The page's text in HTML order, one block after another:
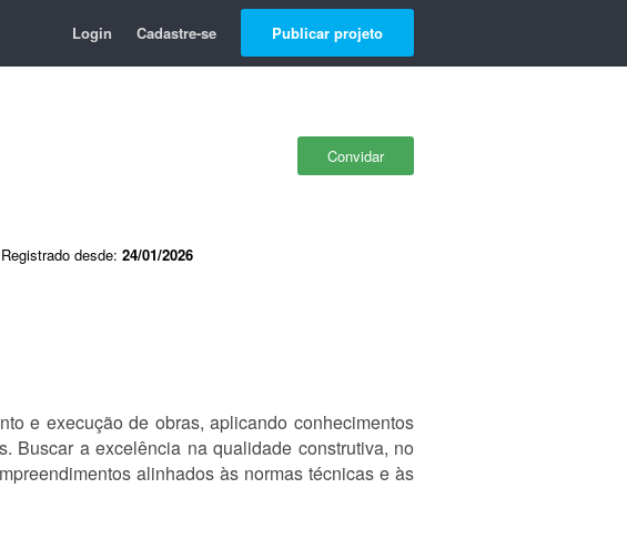
Login Cadastre-se Publicar projeto
Convidar
desde: 24/01/2026
e execução de obras, aplicando conhecimentos
Buscar a excelência na qualidade construtiva, no
alinhados às normas técnicas e às